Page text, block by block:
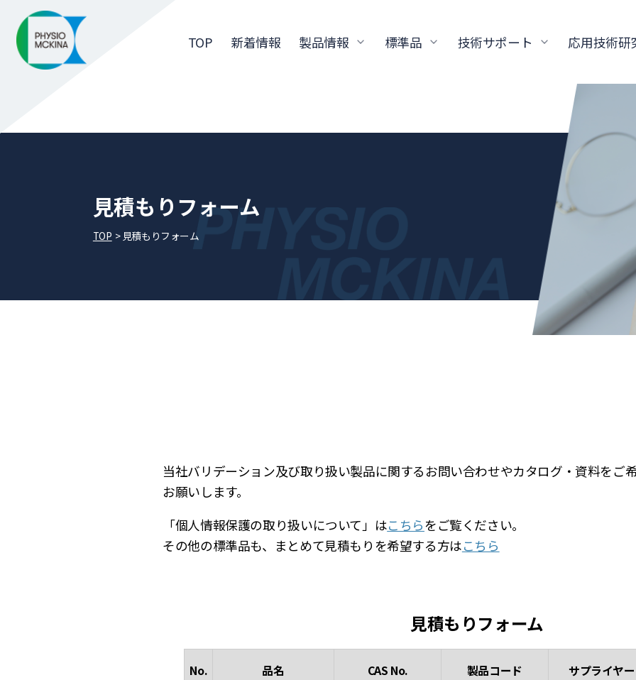
TOP 新着情報 製品情報 標準品 技術サポート 応用技術研
見積もりフォーム
TOP 見積もりフォーム
当社バリデーション及び取り扱い製品に関するお問い合わせやカタログ・資料をご
お願いします。
「個⼈情報保護の取り扱いについて」はこちらをご覧ください。
その他の標準品も、まとめて見積もりを希望する方はこちら
見積もりフォーム
No. 品名 CAS No. 製品コード サプライヤー